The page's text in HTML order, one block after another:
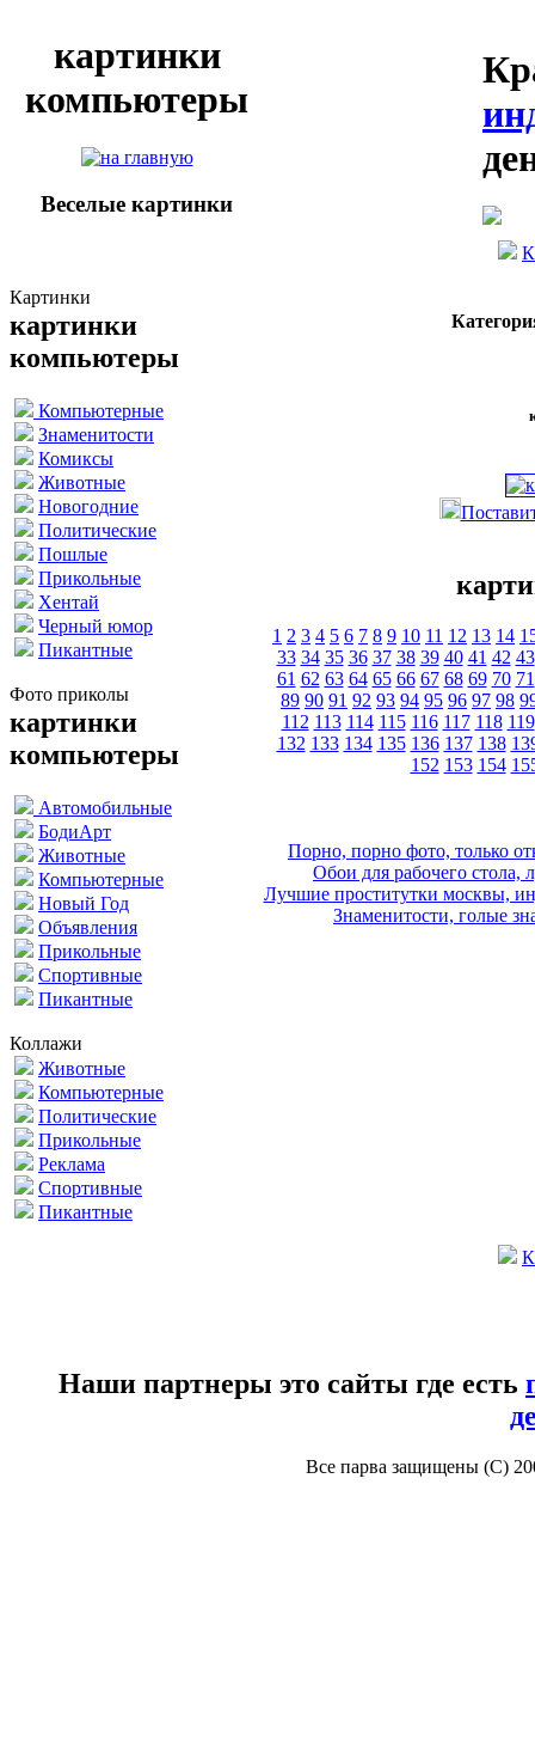
картинки
компьютеры
Веселые картинки
Картинки
картинки
компьютеры
Компьютерные
Знаменитости
Комиксы
Животные
Новогодние
Политические
Пошлые
Прикольные
Хентай
Черный юмор
Пикантные
Фото приколы
картинки
компьютеры
Автомобильные
БодиАрт
Животные
Компьютерные
Новый Год
Объявления
Прикольные
Спортивные
Пикантные
Коллажи
Животные
Компьютерные
Политические
Прикольные
Реклама
Спортивные
Пикантные
1 2 3 4 5 6 7 8 9 10 11 12 13 14
33 34 35 36 37 38 39 40 41 42 43
61 62 63 64 65 66 67 68 69 70 71
89 90 91 92 93 94 95 96 97 98
112 113 114 115 116 117 118 119
132 133 134 135 136 137 138
152 153 154
Порно, порно фото, только
Обои для рабочего стола,
Лучшие проститутки москвы,
Знаменитости, голые
Наши партнеры это сайты где есть
Все парва защищены (С)